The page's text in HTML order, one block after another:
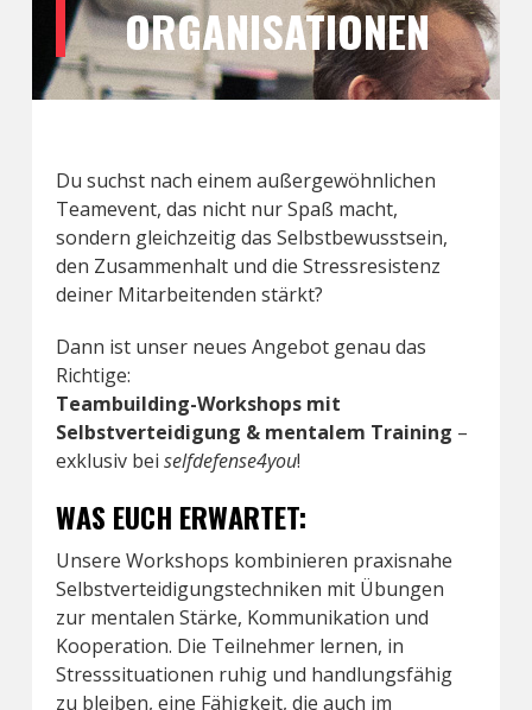
ORGANISATIONEN
Du suchst nach einem außergewöhnlichen
Teamevent, das nicht nur Spaß macht,
sondern gleichzeitig das Selbstbewusstsein,
den Zusammenhalt und die Stressresistenz
deiner Mitarbeitenden stärkt?
Dann ist unser neues Angebot genau das
Richtige:
Teambuilding-Workshops mit
Selbstverteidigung & mentalem Training –
exklusiv bei selfdefense4you!
WAS EUCH ERWARTET:
Unsere Workshops kombinieren praxisnahe
Selbstverteidigungstechniken mit Übungen
zur mentalen Stärke, Kommunikation und
Kooperation. Die Teilnehmer lernen, in
Stresssituationen ruhig und handlungsfähig
zu bleiben, eine Fähigkeit, die auch im